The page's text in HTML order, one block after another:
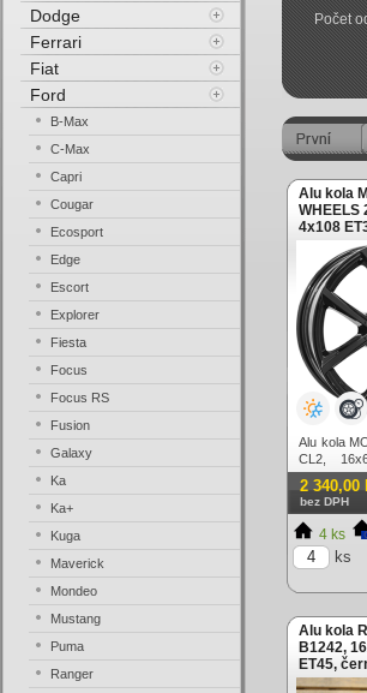
Počet
Alu kola
WHEELS
4x108
Alu kola
CL2,
černá
2 340,00
bez DPH
4 ks
ks
Alu kola
B1242,
ET45,
Dodge
Ferrari
Fiat
Ford
B-Max
C-Max
Capri
Cougar
Ecosport
Edge
Escort
Explorer
Fiesta
Focus
Focus RS
Fusion
Galaxy
Ka
Ka+
Kuga
Maverick
Mondeo
Mustang
Puma
Ranger